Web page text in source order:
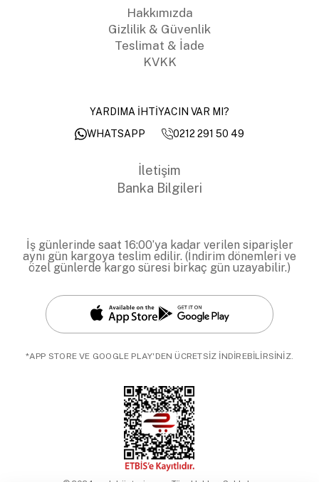
Hakkımızda
Gizlilik & Güvenlik
Teslimat & İade
KVKK
YARDIMA İHTİYACIN VAR MI?
WHATSAPP
0212 291 50 49
İletişim
Banka Bilgileri
İş günlerinde saat 16:00’ya kadar verilen siparişler
aynı gün kargoya teslim edilir. (İndirim dönemleri ve
özel günlerde kargo süresi birkaç gün uzayabilir.)
*APP STORE VE GOOGLE PLAY'DEN ÜCRETSİZ İNDİREBİLİRSİNİZ.